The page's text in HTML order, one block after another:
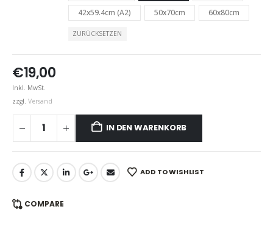
42x59.4cm (A2)
50x70cm 60x80cm
ZURÜCKSETZEN
€19,00
Inkl. MwSt.
zzgl. Versand
IN DEN WARENKORB
ADD TO WISHLIST
COMPARE